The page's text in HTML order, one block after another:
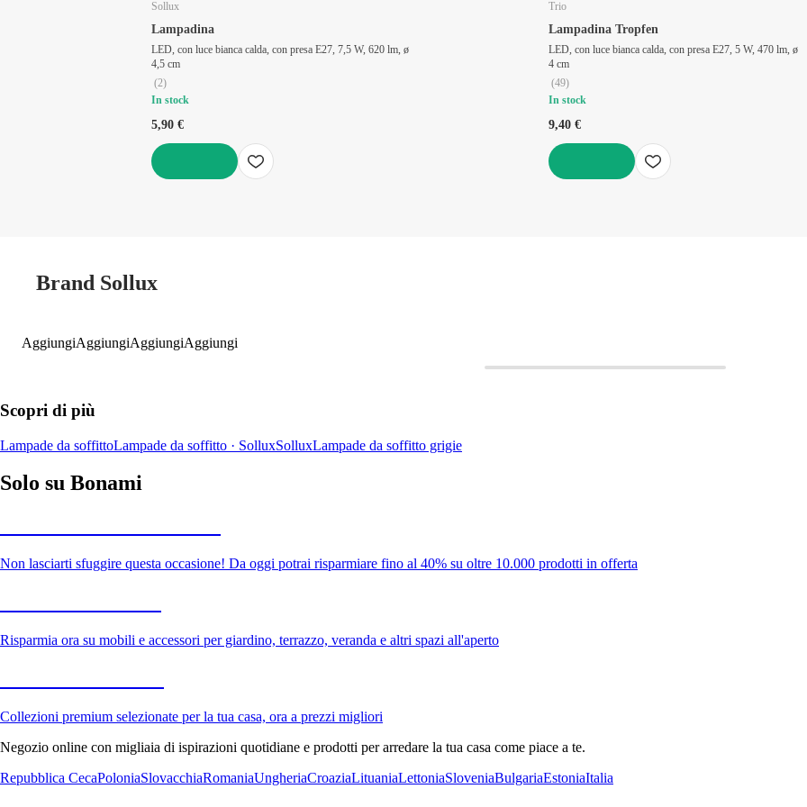
Sollux
Lampadina
LED, con luce bianca calda, con presa E27, 7,5 W, 620 lm, ø
4,5 cm
(2)
In stock
5,90 €
Trio
Lampadina Tropfen
LED, con luce bianca calda, con presa E27, 5 W, 470 lm, ø
4 cm
(49)
In stock
9,40 €
Brand Sollux
AggiungiAggiungiAggiungiAggiungi
Scopri di più
Lampade da soffittoLampade da soffitto · SolluxSolluxLampade da soffitto grigie
Solo su Bonami
Non lasciarti sfuggire questa occasione! Da oggi potrai risparmiare fino al 40% su oltre 10.000 prodotti in offerta
Risparmia ora su mobili e accessori per giardino, terrazzo, veranda e altri spazi all'aperto
Collezioni premium selezionate per la tua casa, ora a prezzi migliori
Negozio online con migliaia di ispirazioni quotidiane e prodotti per arredare la tua casa come piace a te.
Repubblica CecaPoloniaSlovacchiaRomaniaUngheriaCroaziaLituaniaLettoniaSloveniaBulgariaEstoniaItalia